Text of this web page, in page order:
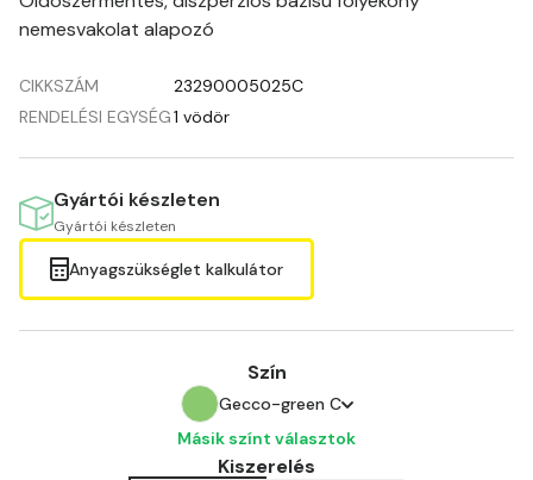
nemesvakolat alapozó
CIKKSZÁM
23290005025C
RENDELÉSI EGYSÉG1 vödör
Gyártói készleten
Gyártói készleten
Anyagszükséglet kalkulátor
Szín
Gecco-green C
Amber B
Másik színt választok
Kiszerelés